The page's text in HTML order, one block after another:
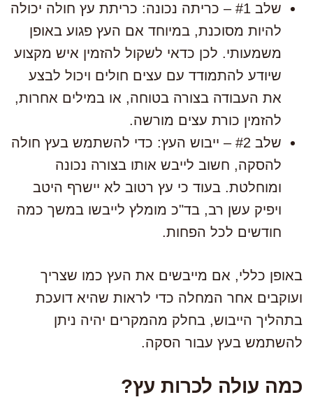
שלב #1 – כריתה נכונה: כריתת עץ חולה יכולה
להיות מסוכנת, במיוחד אם העץ פגוע באופן
משמעותי. לכן כדאי לשקול להזמין איש מקצוע
שיודע להתמודד עם עצים חולים ויכול לבצע
את העבודה בצורה בטוחה, או במילים אחרות,
להזמין כורת עצים מורשה.
שלב #2 – ייבוש העץ: כדי להשתמש בעץ חולה
להסקה, חשוב לייבש אותו בצורה נכונה
ומוחלטת. בעוד כי עץ רטוב לא יישרף היטב
ויפיק עשן רב, בד"כ מומלץ לייבשו במשך כמה
חודשים לכל הפחות.
באופן כללי, אם מייבשים את העץ כמו שצריך
ועוקבים אחר המחלה כדי לראות שהיא דועכת
בתהליך הייבוש, בחלק מהמקרים יהיה ניתן
להשתמש בעץ עבור הסקה.
כמה עולה לכרות עץ?